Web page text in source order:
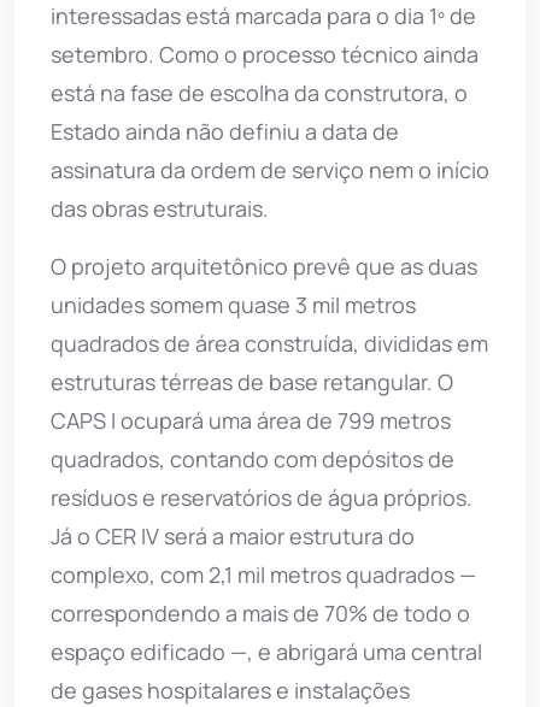
interessadas está marcada para o dia 1º de
setembro. Como o processo técnico ainda
está na fase de escolha da construtora, o
Estado ainda não definiu a data de
assinatura da ordem de serviço nem o início
das obras estruturais.
O projeto arquitetônico prevê que as duas
unidades somem quase 3 mil metros
quadrados de área construída, divididas em
estruturas térreas de base retangular. O
CAPS I ocupará uma área de 799 metros
quadrados, contando com depósitos de
resíduos e reservatórios de água próprios.
Já o CER IV será a maior estrutura do
complexo, com 2,1 mil metros quadrados —
correspondendo a mais de 70% de todo o
espaço edificado —, e abrigará uma central
de gases hospitalares e instalações